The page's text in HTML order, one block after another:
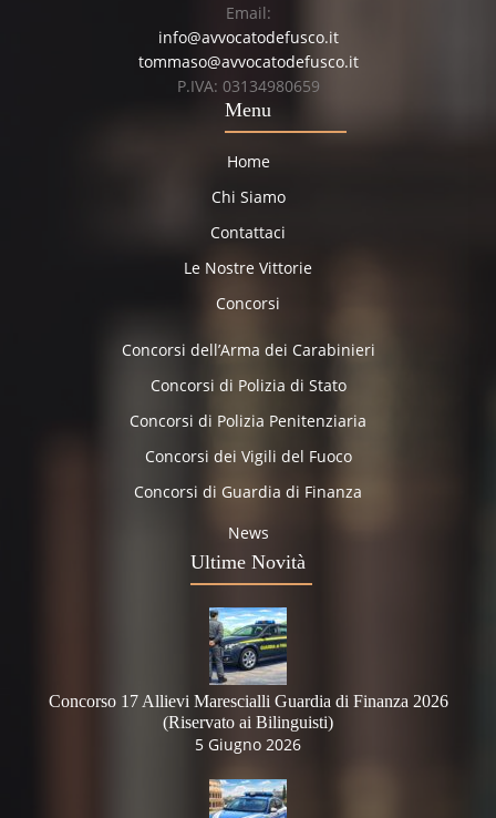
Email:
info@avvocatodefusco.it
tommaso@avvocatodefusco.it
P.IVA: 03134980659
Menu
Home
Chi Siamo
Contattaci
Le Nostre Vittorie
Concorsi
Concorsi dell’Arma dei Carabinieri
Concorsi di Polizia di Stato
Concorsi di Polizia Penitenziaria
Concorsi dei Vigili del Fuoco
Concorsi di Guardia di Finanza
News
Ultime Novità
Concorso 17 Allievi Marescialli Guardia di Finanza 2026
(Riservato ai Bilinguisti)
5 Giugno 2026